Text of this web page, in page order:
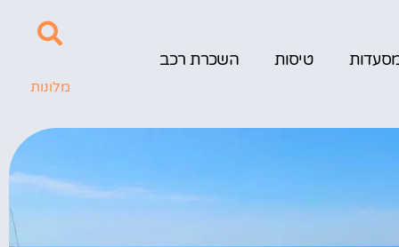
טיסות השכרת רכב
מלונות